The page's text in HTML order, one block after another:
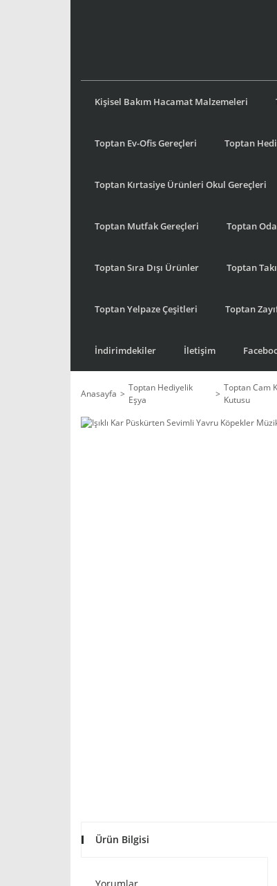
Kişisel Bakım Hacamat Malzemeleri
Toptan Ev-Ofis Gereçleri Toptan
Toptan Kırtasiye Ürünleri Okul Gereçleri
Toptan Mutfak Gereçleri Toptan
Toptan Sıra Dışı Ürünler Toptan
Toptan Yelpaze Çeşitleri Toptan
İndirimdekiler İletişim
Anasayfa
Toptan Hediyelik
Eşya
Toptan Cam
Kutusu
Ürün Bilgisi